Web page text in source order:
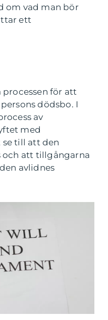
om vad man bör
ett
för att
dödsbo. I
av
med
till att den
och att tillgångarna
avlidnes